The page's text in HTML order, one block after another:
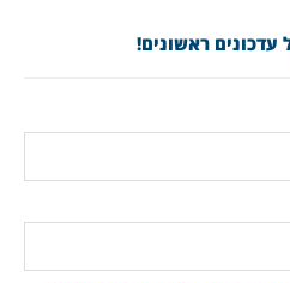
עדכונים ראשונים!